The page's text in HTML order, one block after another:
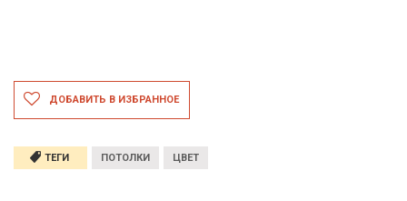
ДОБАВИТЬ В ИЗБРАННОЕ
ТЕГИ ПОТОЛКИ ЦВЕТ